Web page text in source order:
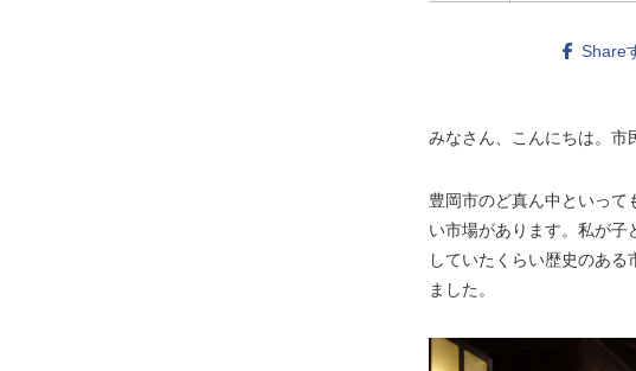
Share
みなさん、こんにちは。市
豊岡市のど真ん中といっ
い市場があります。私が子
していたくらい歴史のあ
ました。